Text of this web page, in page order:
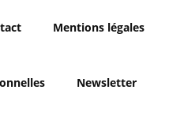
Mentions légales
Newsletter